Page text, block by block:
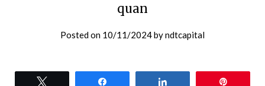
quan
Posted on 10/11/2024byndtcapital